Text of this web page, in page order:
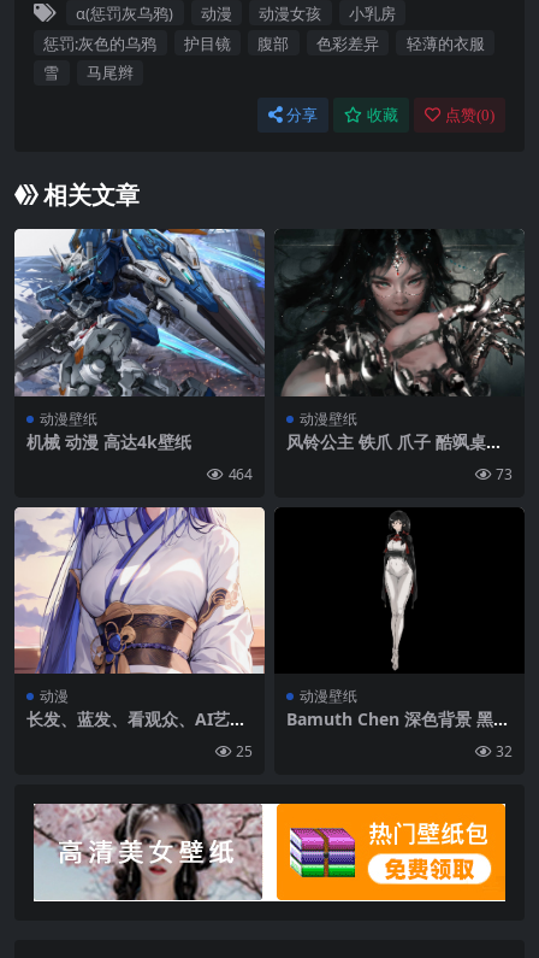
α(惩罚灰乌鸦) 动漫 动漫女孩
小乳房
惩罚:灰色的乌鸦
护目镜 腹部 色彩差异
轻薄的衣服
雪
马尾辫
分享 收藏 点赞(0)
相关文章
动漫壁纸
机械 动漫 高达4k壁纸
464
动漫壁纸
风铃公主 铁爪 爪子 酷飒桌面
73
动漫
长发、蓝发、看观众、AI艺
25
动漫壁纸
Bamuth Chen 深色背景 黑色
32